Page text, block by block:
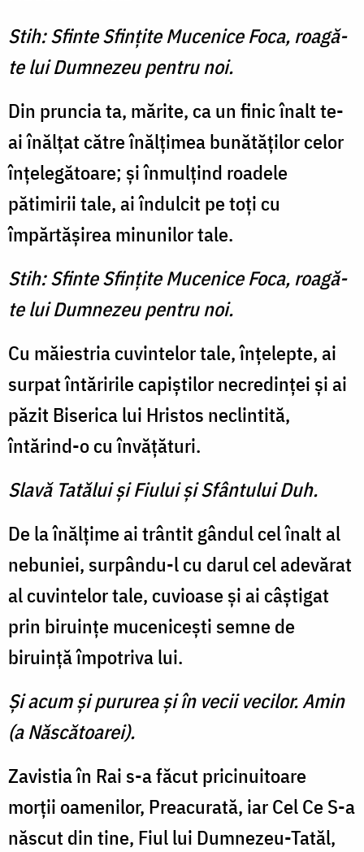
Stih: Sfinte Sfinţite Mucenice Foca, roagă-
te lui Dumnezeu pentru noi.
Din pruncia ta, mărite, ca un finic înalt te-
ai înălţat către înălţimea bunătăţilor celor
înţelegătoare; şi înmulţind roadele
pătimirii tale, ai îndulcit pe toţi cu
împărtăşirea minunilor tale.
Stih: Sfinte Sfinţite Mucenice Foca, roagă-
te lui Dumnezeu pentru noi.
Cu măiestria cuvintelor tale, înţelepte, ai
surpat întăririle capiştilor necredinţei şi ai
păzit Biserica lui Hristos neclintită,
întărind-o cu învăţături.
Slavă Tatălui şi Fiului şi Sfântului Duh.
De la înălţime ai trântit gândul cel înalt al
nebuniei, surpându-l cu darul cel adevărat
al cuvintelor tale, cuvioase şi ai câştigat
prin biruinţe muceniceşti semne de
biruinţă împotriva lui.
Şi acum şi pururea şi în vecii vecilor. Amin
(a Născătoarei).
Zavistia în Rai s-a făcut pricinuitoare
morţii oamenilor, Preacurată, iar Cel Ce S-a
născut din tine, Fiul lui Dumnezeu-Tatăl,